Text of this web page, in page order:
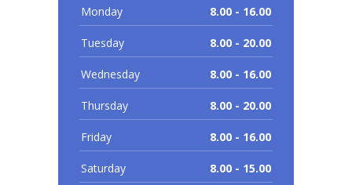
Monday 8.00 - 16.00
Tuesday 8.00 - 20.00
Wednesday 8.00 - 16.00
Thursday 8.00 - 20.00
Friday 8.00 - 16.00
Saturday 8.00 - 15.00